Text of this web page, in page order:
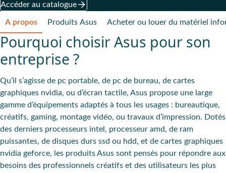
Accéder au catalogue
A propos Produits Asus Acheter ou louer du matériel
Pourquoi choisir Asus pour son
entreprise ?
Qu’il s’agisse de pc portable, de pc de bureau, de cartes
graphiques nvidia, ou d’écran tactile, Asus propose une large
gamme d’équipements adaptés à tous les usages : bureautique,
créatifs, gaming, montage vidéo, ou travaux d’impression. Dotés
des derniers processeurs intel, processeur amd, de ram
puissantes, de disques durs ssd ou hdd, et de cartes graphiques
nvidia geforce, les produits Asus sont pensés pour répondre aux
besoins des professionnels créatifs et des utilisateurs les plus